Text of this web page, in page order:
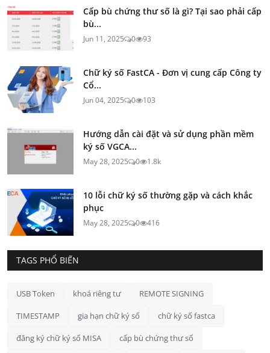
Cấp bù chứng thư số là gì? Tại sao phải cấp
bù...
Jun 11, 2025 0 93
Chữ ký số FastCA - Đơn vị cung cấp Công ty
Cổ...
Jun 04, 2025 0 103
Hướng dẫn cài đặt và sử dụng phần mềm
ký số VGCA...
May 28, 2025 0 1.8k
10 lỗi chữ ký số thường gặp và cách khắc
phục
May 28, 2025 0 416
TAGS PHỔ BIẾN
USB Token khoá riêng tư REMOTE SIGNING
TIMESTAMP gia hạn chữ ký số chữ ký số fastca
đăng ký chữ ký số MISA cấp bù chứng thư số